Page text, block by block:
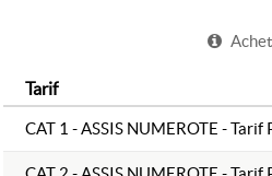
modèles réduits
Mais ce qu'il
déclencher des
Pour les questions
Tarif
CAT 1 - ASSIS NUMEROTE - Tarif